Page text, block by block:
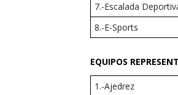
7.-Escalada
8.-E-Sports
EQUIPOS
1.-Ajedrez